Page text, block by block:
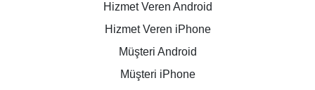
Hizmet Veren Android
Hizmet Veren iPhone
Müşteri Android
Müşteri iPhone